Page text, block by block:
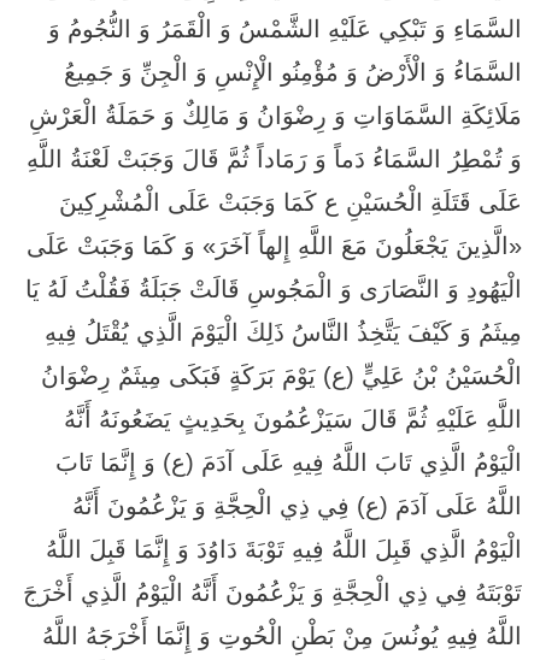
السَّمَاءِ وَ تَبْكِي عَلَيْهِ الشَّمْسُ وَ الْقَمَرُ وَ النُّجُومُ وَ
السَّمَاءُ وَ الْأَرْضُ وَ مُؤْمِنُو الْإِنْسِ وَ الْجِنِّ وَ جَمِيعُ
مَلَائِكَةِ السَّمَاوَاتِ وَ رِضْوَانُ وَ مَالِكٌ وَ حَمَلَةُ الْعَرْشِ
وَ تُمْطِرُ السَّمَاءُ دَماً وَ رَمَاداً ثُمَّ قَالَ وَجَبَتْ لَعْنَةُ اللَّهِ
عَلَى قَتَلَةِ الْحُسَيْنِ ع كَمَا وَجَبَتْ عَلَى الْمُشْرِكِينَ
«الَّذِينَ يَجْعَلُونَ مَعَ اللَّهِ إِلهاً آخَرَ» وَ كَمَا وَجَبَتْ عَلَى
الْيَهُودِ وَ النَّصَارَى وَ الْمَجُوسِ قَالَتْ جَبَلَةُ فَقُلْتُ لَهُ يَا
مِيثَمُ وَ كَيْفَ يَتَّخِذُ النَّاسُ ذَلِكَ الْيَوْمَ الَّذِي يُقْتَلُ فِيهِ
الْحُسَيْنُ بْنُ عَلِيٍّ (ع) يَوْمَ بَرَكَةٍ فَبَكَى مِيثَمٌ رِضْوَانُ
اللَّهِ عَلَيْهِ ثُمَّ قَالَ سَيَزْعُمُونَ بِحَدِيثٍ يَضَعُونَهُ أَنَّهُ
الْيَوْمُ الَّذِي تَابَ اللَّهُ فِيهِ عَلَى آدَمَ (ع) وَ إِنَّمَا تَابَ
اللَّهُ عَلَى آدَمَ (ع) فِي ذِي الْحِجَّةِ وَ يَزْعُمُونَ أَنَّهُ
الْيَوْمُ الَّذِي قَبِلَ اللَّهُ فِيهِ تَوْبَةَ دَاوُدَ وَ إِنَّمَا قَبِلَ اللَّهُ
تَوْبَتَهُ فِي ذِي الْحِجَّةِ وَ يَزْعُمُونَ أَنَّهُ الْيَوْمُ الَّذِي أَخْرَجَ
اللَّهُ فِيهِ يُونُسَ مِنْ بَطْنِ الْحُوتِ وَ إِنَّمَا أَخْرَجَهُ اللَّهُ